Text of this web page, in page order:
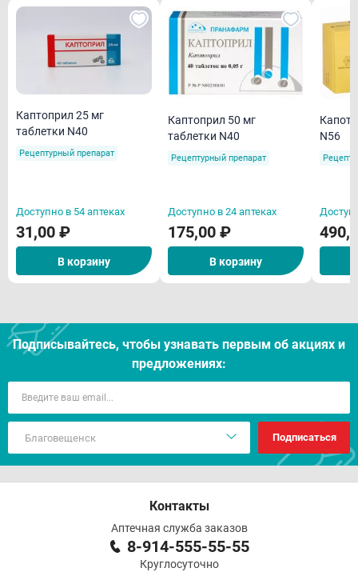
Каптоприл 25 мг
таблетки N40
Рецептурный препарат
Доступно в 54 аптеках
31,00 ₽
В корзину
Каптоприл 50 мг
таблетки N40
Рецептурный препарат
Доступно в 24 аптеках
175,00 ₽
В корзину
N56
Подписывайтесь, чтобы узнавать первым об акцияx и
предложениях:
Подписаться
Контакты
Аптечная служба заказов
8-914-555-55-55
Круглосуточно